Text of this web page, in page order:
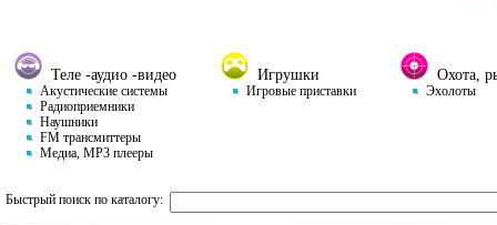
Теле -аудио -видео
Акустические системы
Радиоприемники
Наушники
FM трансмиттеры
Медиа, MP3 плееры
Игрушки
Игровые приставки
Охота,
Эхолоты
Быстрый поиск по каталогу: